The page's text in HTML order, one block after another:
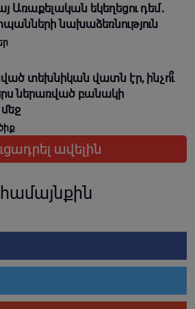
Առաքելական եկեղեցու դեմ․
նախաձեռնություն
տեխնիկան վատն էր, ինչո՞ւ
ներառված բանակի
ավելին